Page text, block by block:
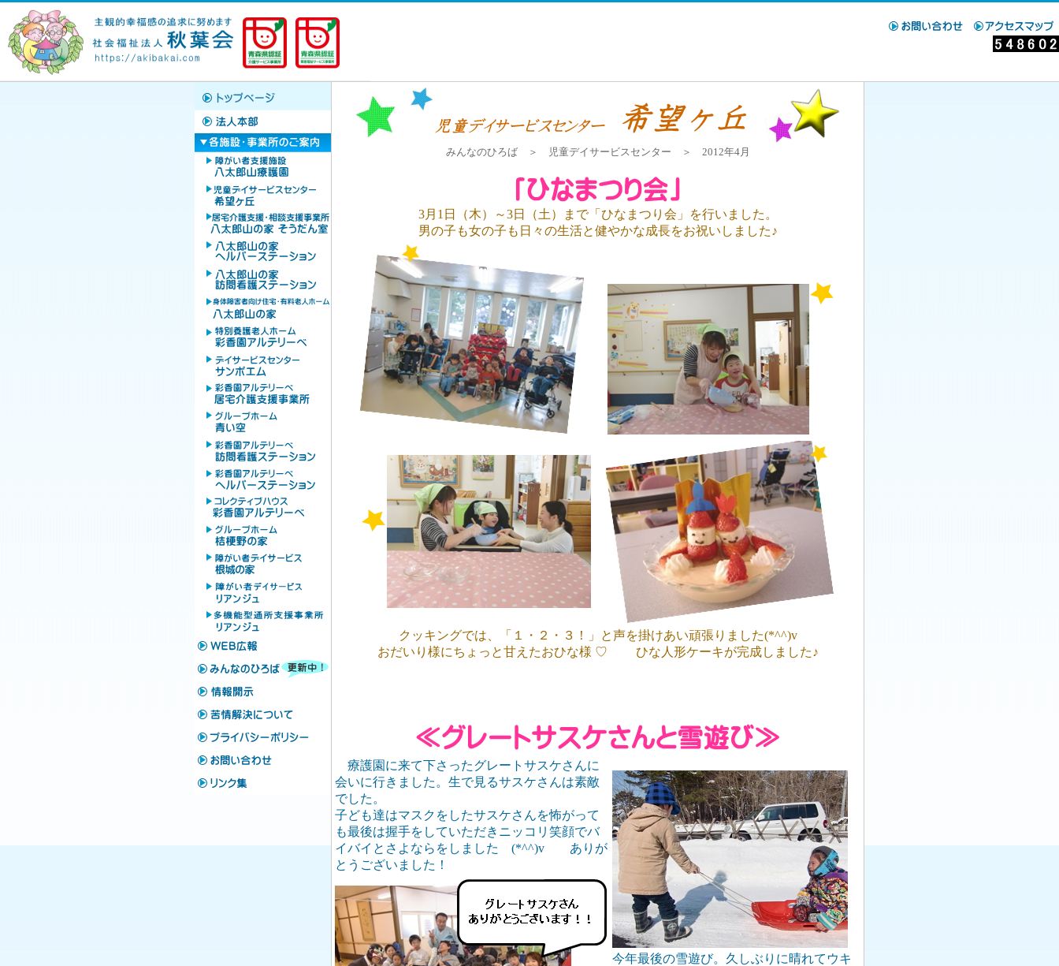
みんなのひろば ＞ 児童デイサービスセンター ＞ 2012年4月
3月1日（木）～3日（土）まで「ひなまつり会」を行いました。
男の子も女の子も日々の生活と健やかな成長をお祝いしました♪
クッキングでは、「１・２・３！」と声を掛けあい頑張りました(*^^)v
おだいり様にちょっと甘えたおひな様 ♡ ひな人形ケーキが完成しました♪
療護園に来て下さったグレートサスケさんに
会いに行きました。生で見るサスケさんは素敵
でした。
子ども達はマスクをしたサスケさんを怖がって
も最後は握手をしていただきニッコリ笑顔でバ
イバイとさよならをしました (*^^)v ありが
とうございました！
今年最後の雪遊び。久しぶりに晴れてウキ